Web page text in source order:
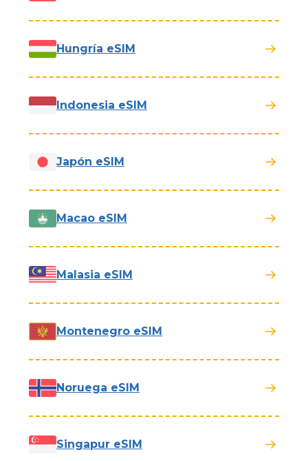
Hungría eSIM
Indonesia eSIM
Japón eSIM
Macao eSIM
Malasia eSIM
Montenegro eSIM
Noruega eSIM
Singapur eSIM